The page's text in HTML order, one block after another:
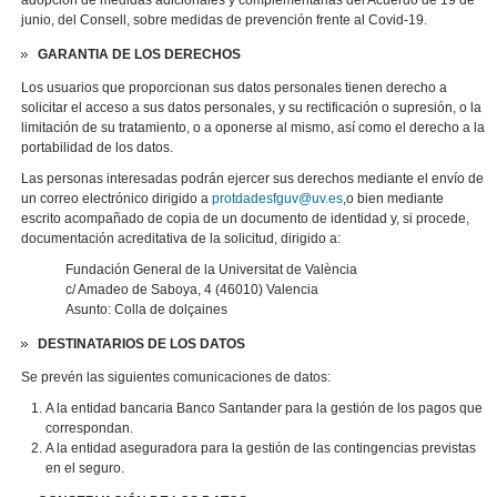
junio, del Consell, sobre medidas de prevención frente al Covid-19.
GARANTIA DE LOS DERECHOS
Los usuarios que proporcionan sus datos personales tienen derecho a
solicitar el acceso a sus datos personales, y su rectificación o supresión, o la
limitación de su tratamiento, o a oponerse al mismo, así como el derecho a la
portabilidad de los datos.
Las personas interesadas podrán ejercer sus derechos mediante el envío de
un correo electrónico dirigido aprotdadesfguv@uv.es,o bien mediante
escrito acompañado de copia de un documento de identidad y, si procede,
documentación acreditativa de la solicitud, dirigido a:
Fundación General de la Universitat de València
c/ Amadeo de Saboya, 4 (46010) Valencia
Asunto: Colla de dolçaines
DESTINATARIOS DE LOS DATOS
Se prevén las siguientes comunicaciones de datos:
A la entidad bancaria Banco Santander para la gestión de los pagos que
correspondan.
A la entidad aseguradora para la gestión de las contingencias previstas
en el seguro.